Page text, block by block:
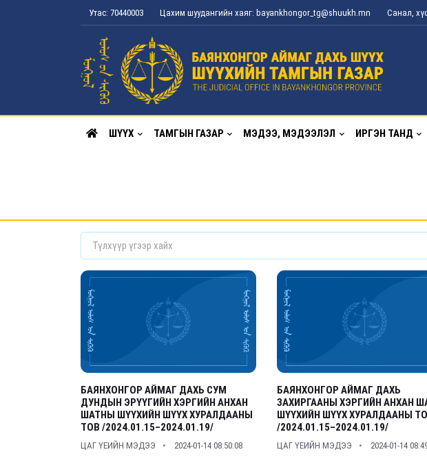
Утас: 70440003 Цахим шуудангийн хаяг: bayankhongor_tg@shuukh.mn Санал,
ШҮҮХ ТАМГЫН ГАЗАР МЭДЭЭ, МЭДЭЭЛЭЛ ИРГЭН ТАНД
БАЯНХОНГОР АЙМАГ ДАХЬ СУМ
ДУНДЫН ЭРҮҮГИЙН ХЭРГИЙН АНХАН
ШАТНЫ ШҮҮХИЙН ШҮҮХ ХУРАЛДААНЫ
ТОВ /2024.01.15–2024.01.19/
ЦАГ ҮЕИЙН МЭДЭЭ 2024-01-14 08:50:08
БАЯНХОНГОР АЙМАГ ДАХЬ
ЗАХИРГААНЫ ХЭРГИЙН АНХАН
ШҮҮХИЙН ШҮҮХ ХУРАЛДААНЫ
/2024.01.15–2024.01.19/
ЦАГ ҮЕИЙН МЭДЭЭ 2024-01-14